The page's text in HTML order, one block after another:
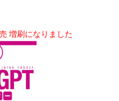
増刷になりました